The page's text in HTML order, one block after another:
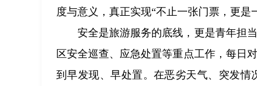
度与意义，真正实现“不止一张门票，更是
安全是旅游服务的底线，更是青年担
区安全巡查、应急处置等重点工作，每日
到早发现、早处置。在恶劣天气、突发